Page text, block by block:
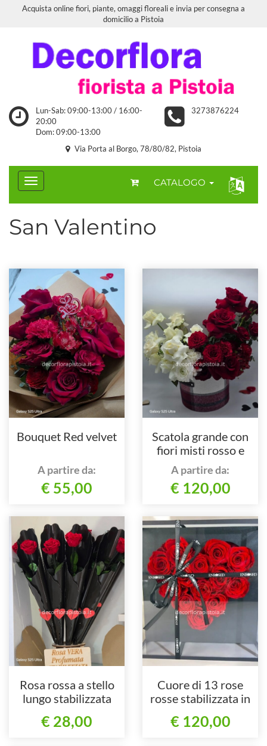
Acquista online fiori, piante, omaggi floreali e invia per consegna a
domicilio a Pistoia
Lun-Sab: 09:00-13:00 / 16:00-
20:00
Dom: 09:00-13:00
3273876224
Via Porta al Borgo, 78/80/82, Pistoia
CATALOGO
San Valentino
Bouquet Red velvet
A partire da:
€ 55,00
Scatola grande con
fiori misti rosso e
bianco
A partire da:
€ 120,00
Rosa rossa a stello
lungo stabilizzata
e cuoricino per san
€ 28,00
Cuore di 13 rose
rosse stabilizzata in
plexiglas
€ 120,00